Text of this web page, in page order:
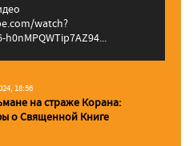
watch?
18:56
на страже Корана:
о Священной Книге